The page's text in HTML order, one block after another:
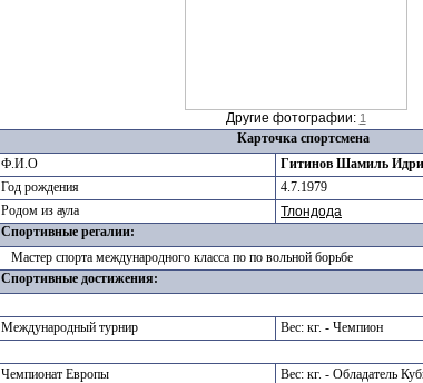
Другие фотографии: 1
Карточка спортсмена
Ф.И.О
Гитинов Шамиль
Год рождения
4.7.1979
Родом из аула
Тлондода
Спортивные регалии:
Мастер спорта международного класса по по вольной борьбе
Спортивные достижения:
Международный турнир
Вес: кг. - Чемпион
Чемпионат Европы
Вес: кг. - Обладатель